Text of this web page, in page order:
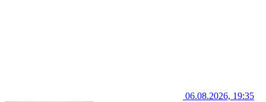
06.08.2026, 19:35